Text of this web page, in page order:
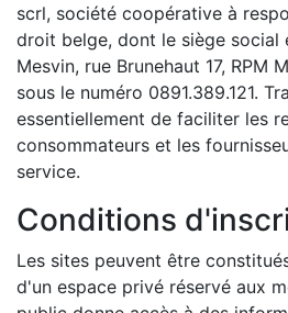
scrl, société coopérative à
droit belge, dont le siège social
Mesvin, rue Brunehaut 17, RPM
sous le numéro 0891.389.121.
essentiellement de faciliter les
consommateurs et les
service.
Conditions
Les sites peuvent être
d'un espace privé réservé aux